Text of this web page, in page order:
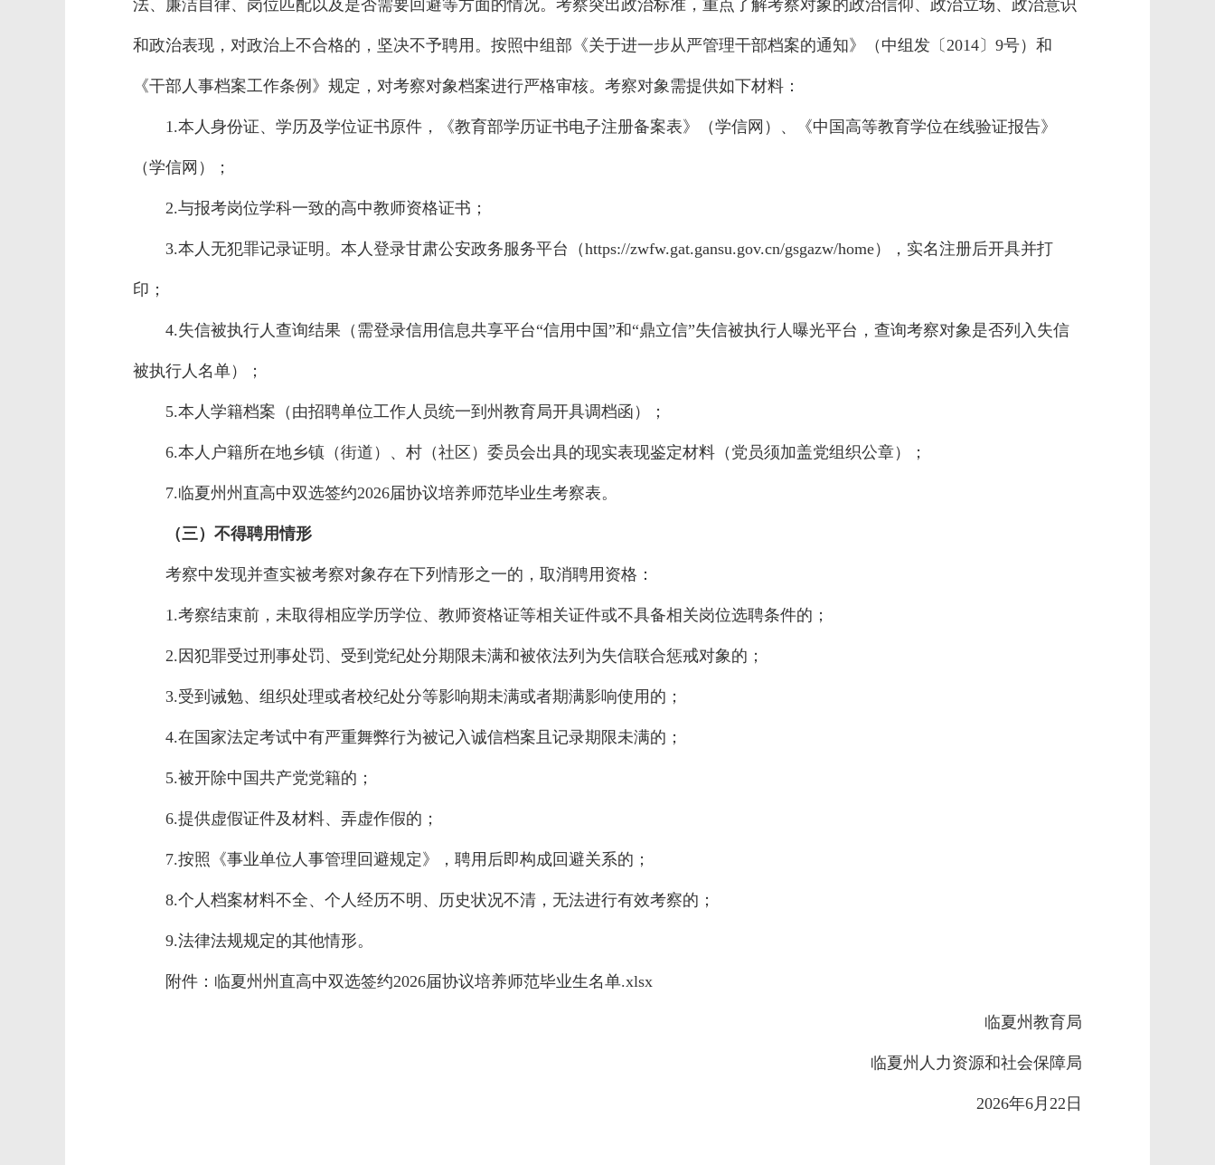
法、廉洁自律、岗位匹配以及是否需要回避等方面的情况。考察突出政治标准，重点了解考察对象的政治信仰、政治立场、政治意识
和政治表现，对政治上不合格的，坚决不予聘用。按照中组部《关于进一步从严管理干部档案的通知》（中组发〔2014〕9号）和
《干部人事档案工作条例》规定，对考察对象档案进行严格审核。考察对象需提供如下材料：
1.本人身份证、学历及学位证书原件，《教育部学历证书电子注册备案表》（学信网）、《中国高等教育学位在线验证报告》
（学信网）；
2.与报考岗位学科一致的高中教师资格证书；
3.本人无犯罪记录证明。本人登录甘肃公安政务服务平台（https://zwfw.gat.gansu.gov.cn/gsgazw/home），实名注册后开具并打
印；
4.失信被执行人查询结果（需登录信用信息共享平台“信用中国”和“鼎立信”失信被执行人曝光平台，查询考察对象是否列入失信
被执行人名单）；
5.本人学籍档案（由招聘单位工作人员统一到州教育局开具调档函）；
6.本人户籍所在地乡镇（街道）、村（社区）委员会出具的现实表现鉴定材料（党员须加盖党组织公章）；
7.临夏州州直高中双选签约2026届协议培养师范毕业生考察表。
（三） 不得聘用情形
考察中发现并查实被考察对象存在下列情形之一的，取消聘用资格：
1.考察结束前，未取得相应学历学位、教师资格证等相关证件或不具备相关岗位选聘条件的；
2.因犯罪受过刑事处罚、受到党纪处分期限未满和被依法列为失信联合惩戒对象的；
3.受到诫勉、组织处理或者校纪处分等影响期未满或者期满影响使用的；
4.在国家法定考试中有严重舞弊行为被记入诚信档案且记录期限未满的；
5.被开除中国共产党党籍的；
6.提供虚假证件及材料、弄虚作假的；
7.按照《事业单位人事管理回避规定》，聘用后即构成回避关系的；
8.个人档案材料不全、个人经历不明、历史状况不清，无法进行有效考察的；
9.法律法规规定的其他情形。
附件： 临夏州州直高中双选签约2026届协议培养师范毕业生名单.xlsx
临夏州教育局
临夏州人力资源和社会保障局
2026年6月22日